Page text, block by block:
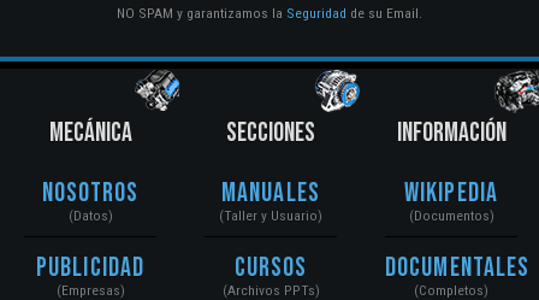
NO SPAM y garantizamos la Seguridad de su Email.
MECÁNICA
Nosotros
(Datos)
Publicidad
(Empresas)
SECCIONES
Manuales
(Taller y Usuario)
Cursos
(Archivos PPTs)
INFORMACIÓN
Wikipedia
(Documentos)
Documentales
(Completos)